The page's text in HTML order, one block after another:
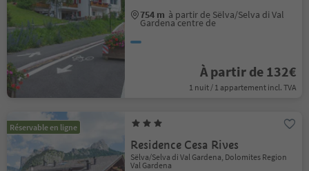
754 m à partir de Sëlva/Selva di Val
Gardena centre de
À partir de 132€
1 nuit / 1 appartement incl. TVA
Réservable en ligne
Residence Cesa Rives
Sëlva/Selva di Val Gardena, Dolomites Region
Val Gardena